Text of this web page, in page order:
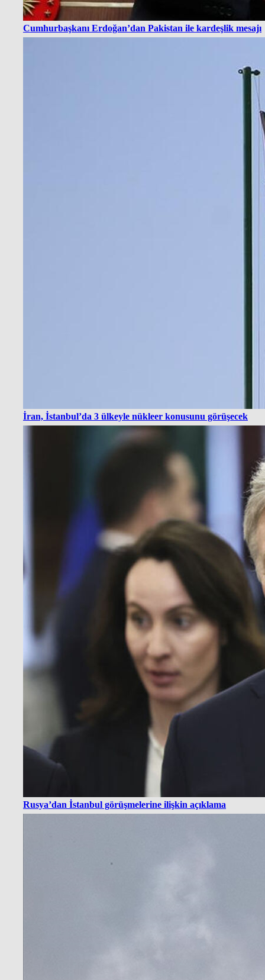
Cumhurbaşkanı Erdoğan’dan Pakistan ile kardeşlik mesajı
İran, İstanbul’da 3 ülkeyle nükleer konusunu görüşecek
Rusya’dan İstanbul görüşmelerine ilişkin açıklama